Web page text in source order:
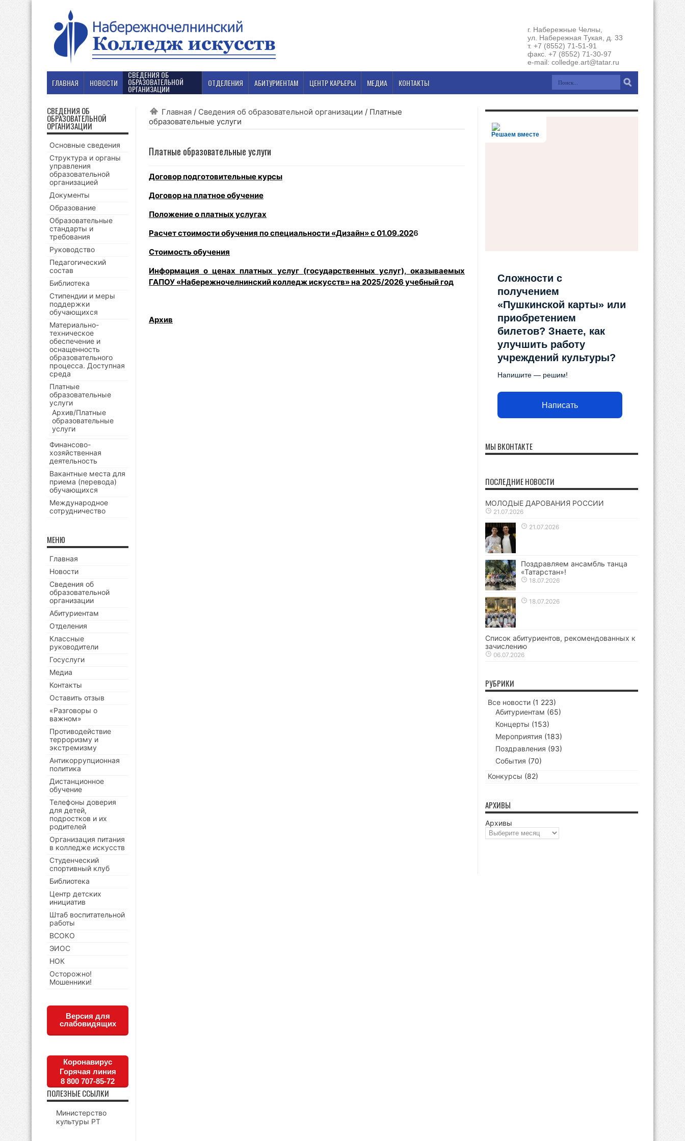
г. Набережные Челны,
ул. Набережная Тукая, д. 33
т. +7 (8552) 71-51-91
факс. +7 (8552) 71-30-97
e-mail: colledge.art@tatar.ru
ГЛАВНАЯ НОВОСТИ
СВЕДЕНИЯ ОБ
ОБРАЗОВАТЕЛЬНОЙ
ОРГАНИЗАЦИИ
ОТДЕЛЕНИЯ АБИТУРИЕНТАМ ЦЕНТР КАРЬЕРЫ МЕДИА КОНТАКТЫ
Главная / Сведения об образовательной организации / Платные
образовательные услуги
Платные образовательные услуги
Договор подготовительные курсы
Договор на платное обучение
Положение о платных услугах
Расчет стоимости обучения по специальности «Дизайн» с 01.09.2026
Стоимость обучения
Информация о ценах платных услуг (государственных услуг), оказываемых
ГАПОУ «Набережночелнинский колледж искусств» на 2025/2026 учебный год
Архив
СВЕДЕНИЯ ОБ
ОБРАЗОВАТЕЛЬНОЙ
ОРГАНИЗАЦИИ
Основные сведения
Структура и органы
управления
образовательной
организацией
Документы
Образование
Образовательные
стандарты и
требования
Руководство
Педагогический
состав
Библиотека
Стипендии и меры
поддержки
обучающихся
Материально-
техническое
обеспечение и
оснащенность
образовательного
процесса. Доступная
среда
Платные
образовательные
услуги
Архив/Платные
образовательные
услуги
Финансово-
хозяйственная
деятельность
Вакантные места для
приема (перевода)
обучающихся
Международное
сотрудничество
МЕНЮ
Главная
Новости
Сведения об
образовательной
организации
Абитуриентам
Отделения
Классные
руководители
Госуслуги
Медиа
Контакты
Оставить отзыв
«Разговоры о
важном»
Противодействие
терроризму и
экстремизму
Антикоррупционная
политика
Дистанционное
обучение
Телефоны доверия
для детей,
подростков и их
родителей
Организация питания
в колледже искусств
Студенческий
спортивный клуб
Библиотека
Центр детских
инициатив
Штаб воспитательной
работы
ВСОКО
ЭИОС
НОК
Осторожно!
Мошенники!
Версия для
слабовидящих
Коронавирус
Горячая линия
8 800 707-85-72
ПОЛЕЗНЫЕ ССЫЛКИ
Министерство
культуры РТ
Решаем вместе
Сложности с
получением
«Пушкинской карты» или
приобретением
билетов? Знаете, как
улучшить работу
учреждений культуры?
Напишите — решим!
Написать
МЫ ВКОНТАКТЕ
ПОСЛЕДНИЕ НОВОСТИ
МОЛОДЫЕ ДАРОВАНИЯ РОССИИ
21.07.2026
21.07.2026
Поздравляем ансамбль танца
«Татарстан»!
18.07.2026
18.07.2026
Список абитуриентов, рекомендованных к
зачислению
06.07.2026
РУБРИКИ
Все новости (1 223)
Абитуриентам (65)
Концерты (153)
Мероприятия (183)
Поздравления (93)
События (70)
Конкурсы (82)
АРХИВЫ
Архивы